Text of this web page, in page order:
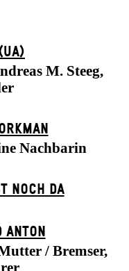
M. Steeg,
Nachbarin
NOCH DA
ANTON
/ Bremser,